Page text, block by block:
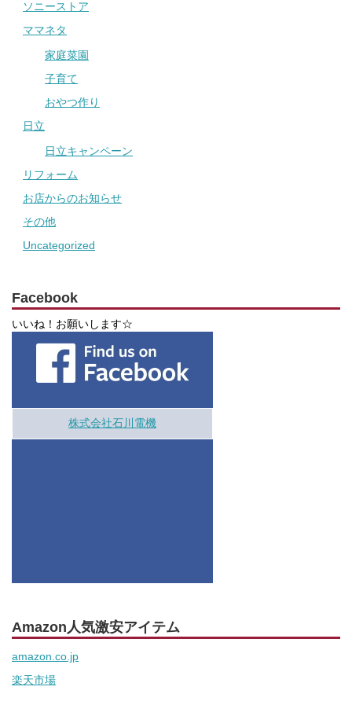
ソニーストア
ママネタ
家庭菜園
子育て
おやつ作り
日立
日立キャンペーン
リフォーム
お店からのお知らせ
その他
Uncategorized
Facebook
いいね！お願いします☆
株式会社石川電機
Amazon人気激安アイテム
amazon.co.jp
楽天市場